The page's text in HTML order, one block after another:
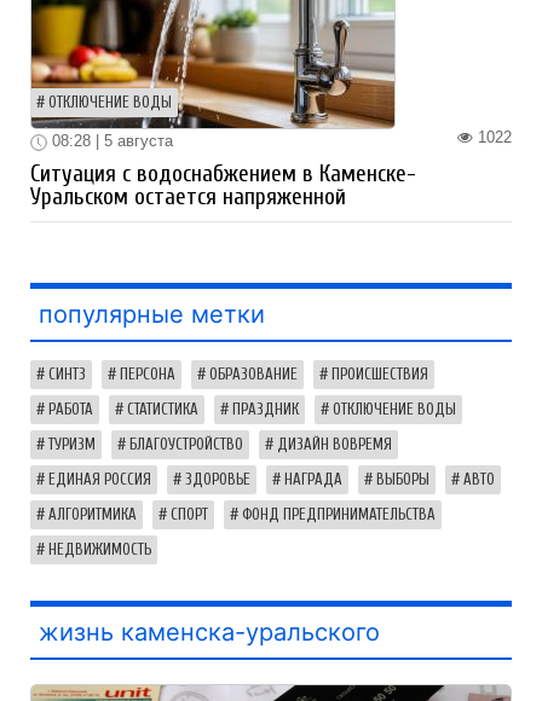
ОТКЛЮЧЕНИЕ ВОДЫ
1022
08:28 | 5 августа
Ситуация с водоснабжением в Каменске-
Уральском остается напряженной
популярные метки
СИНТЗ ПЕРСОНА ОБРАЗОВАНИЕ ПРОИСШЕСТВИЯ
РАБОТА СТАТИСТИКА ПРАЗДНИК ОТКЛЮЧЕНИЕ ВОДЫ
ТУРИЗМ БЛАГОУСТРОЙСТВО ДИЗАЙН ВОВРЕМЯ
ЕДИНАЯ РОССИЯ ЗДОРОВЬЕ НАГРАДА ВЫБОРЫ АВТО
АЛГОРИТМИКА СПОРТ ФОНД ПРЕДПРИНИМАТЕЛЬСТВА
НЕДВИЖИМОСТЬ
жизнь каменска-уральского